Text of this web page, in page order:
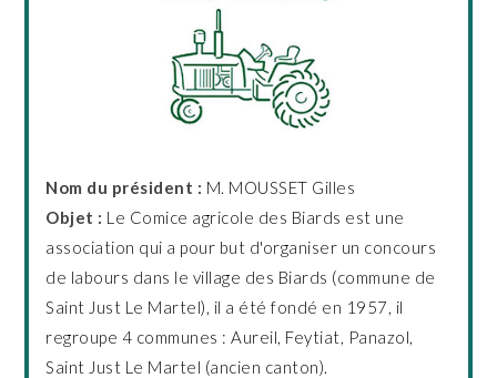
Nom du président : M. MOUSSET Gilles
Objet : Le Comice agricole des Biards est une
association qui a pour but d'organiser un concours
de labours dans le village des Biards (commune de
Saint Just Le Martel), il a été fondé en 1957, il
regroupe 4 communes : Aureil, Feytiat, Panazol,
Saint Just Le Martel (ancien canton).